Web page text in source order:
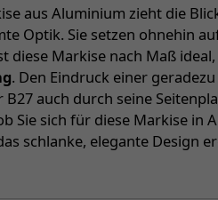
aus Aluminium zieht die
Optik. Sie setzen ohnehin
diese Markise nach Maß
. Den Eindruck einer
auch durch seine
Sie sich für diese Markise in
schlanke, elegante Design